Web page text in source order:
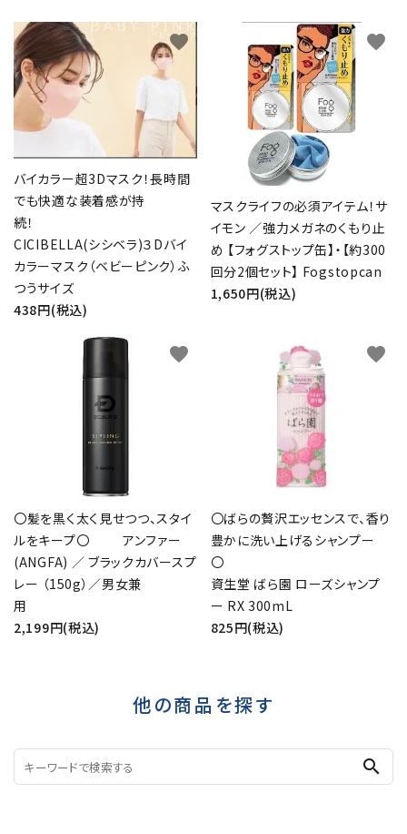
バイカラー超3Dマスク！長時間
でも快適な装着感が持
続！
CICIBELLA(シシベラ)３Dバイ
カラーマスク（ベビーピンク）ふ
つうサイズ
438円(税込)
favorite
マスクライフの必須アイテム！サ
イモン ／強力メガネのくもり止
め 【フォグストップ缶】・【約300
回分2個セット】 Fogstopcan
1,650円(税込)
favorite
〇髪を黒く太く見せつつ、スタイ
ルをキープ〇 アンファー
(ANGFA) ／ ブラックカバースプ
レー （150g）／男女兼
用
2,199円(税込)
favorite
〇ばらの贅沢エッセンスで、香り
豊かに洗い上げるシャンプー
資生堂 ばら園 ローズシャンプ
ー RX 300mL
825円(税込)
favorite
他の商品を探す
search